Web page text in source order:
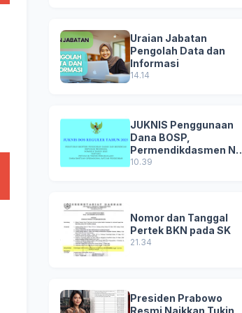
Uraian Jabatan
Pengolah Data dan
Informasi
14.14
JUKNIS Penggunaan
Dana BOSP,
Permendikdasmen No
8 Tahun 2025
10.39
Nomor dan Tanggal
Pertek BKN pada SK
21.34
Presiden Prabowo
Resmi Naikkan Tukin